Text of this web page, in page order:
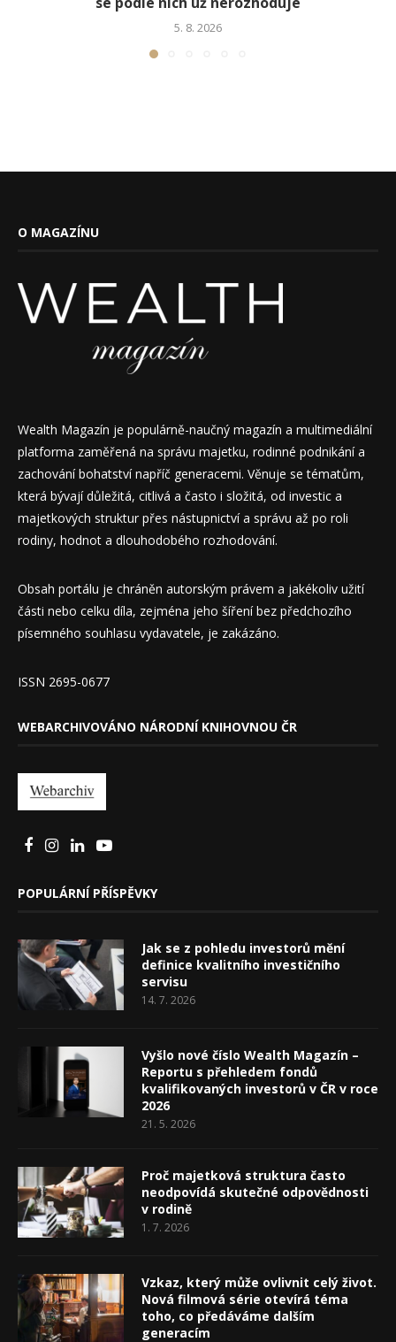
5. 8. 2026
O MAGAZÍNU
Wealth Magazín je populárně-naučný magazín a multimediální
platforma zaměřená na správu majetku, rodinné podnikání a
zachování bohatství napříč generacemi. Věnuje se tématům,
která bývají důležitá, citlivá a často i složitá, od investic a
majetkových struktur přes nástupnictví a správu až po roli
rodiny, hodnot a dlouhodobého rozhodování.
Obsah portálu je chráněn autorským právem a jakékoliv užití
části nebo celku díla, zejména jeho šíření bez předchozího
písemného souhlasu vydavatele, je zakázáno.
ISSN 2695-0677
WEBARCHIVOVÁNO NÁRODNÍ KNIHOVNOU ČR
POPULÁRNÍ PŘÍSPĚVKY
Jak se z pohledu investorů mění
definice kvalitního investičního
servisu
14. 7. 2026
Vyšlo nové číslo Wealth Magazín –
Reportu s přehledem fondů
kvalifikovaných investorů v ČR v roce
2026
21. 5. 2026
Proč majetková struktura často
neodpovídá skutečné odpovědnosti
v rodině
1. 7. 2026
Vzkaz, který může ovlivnit celý život.
Nová filmová série otevírá téma
toho, co předáváme dalším
generacím